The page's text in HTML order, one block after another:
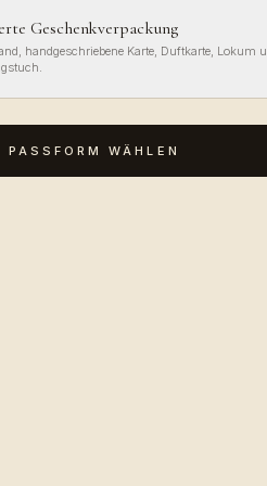
Geschenkverpackung
handgeschriebene Karte, Duftkarte, Lokum
PASSFORM WÄHLEN